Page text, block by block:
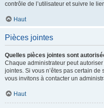
contrôle de l’utilisateur et suivre le
Haut
Pièces jointes
Quelles pièces jointes sont
Chaque administrateur peut
jointes. Si vous n’êtes pas certain
vous invitons à contacter un
Haut